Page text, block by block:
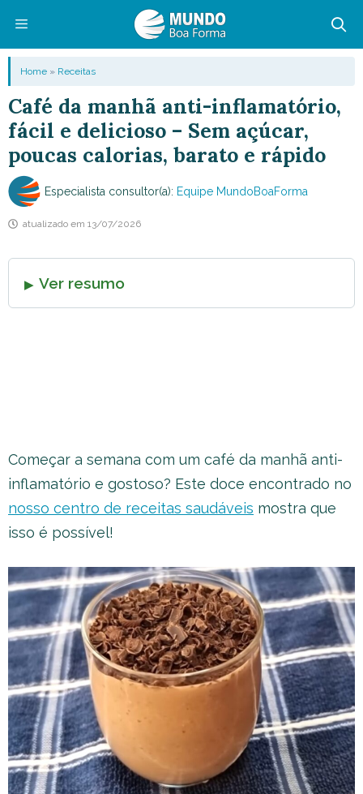
conteúdo
Menu
Home » Receitas
Café da manhã anti-inflamatório,
fácil e delicioso – Sem açúcar,
poucas calorias, barato e rápido
Especialista consultor(a): Equipe MundoBoaForma
atualizado em 13/07/2026
Ver resumo
Começar a semana com um café da manhã anti-
inflamatório e gostoso? Este doce encontrado no
nosso centro de receitas saudáveis mostra que
isso é possível!